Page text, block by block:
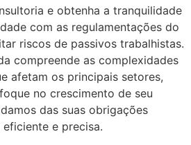
e obtenha a tranquilidade
com as regulamentações do
riscos de passivos trabalhistas.
compreende as complexidades
afetam os principais setores,
no crescimento de seu
das suas obrigações
e precisa.